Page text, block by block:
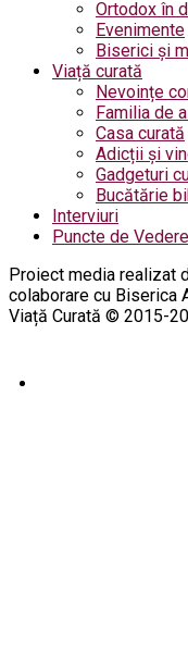
Ortodox în
Evenimente
Biserici și
Viață curată
Nevoințe
Familia de
Casa curată
Adicții și
Gadgeturi
Bucătărie
Interviuri
Puncte de Vedere
Proiect media realizat
colaborare cu Biserica
Viață Curată © 2015-